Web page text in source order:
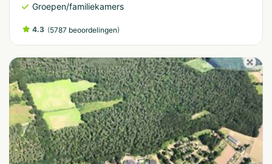
Groepen/familiekamers
4.3 (5787 beoordelingen)